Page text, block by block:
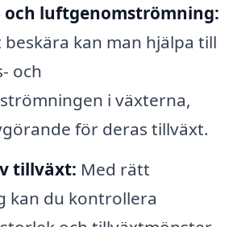
och luftgenomströmning:
kan man hjälpa till
och
i växterna,
för deras tillväxt.
tillväxt: Med rätt
kan du kontrollera